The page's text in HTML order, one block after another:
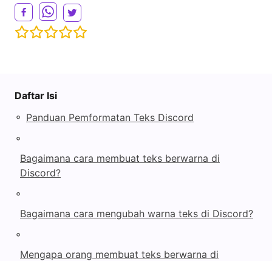
Daftar Isi
◦ Panduan Pemformatan Teks Discord
◦
Bagaimana cara membuat teks berwarna di
Discord?
◦
Bagaimana cara mengubah warna teks di Discord?
◦
Mengapa orang membuat teks berwarna di